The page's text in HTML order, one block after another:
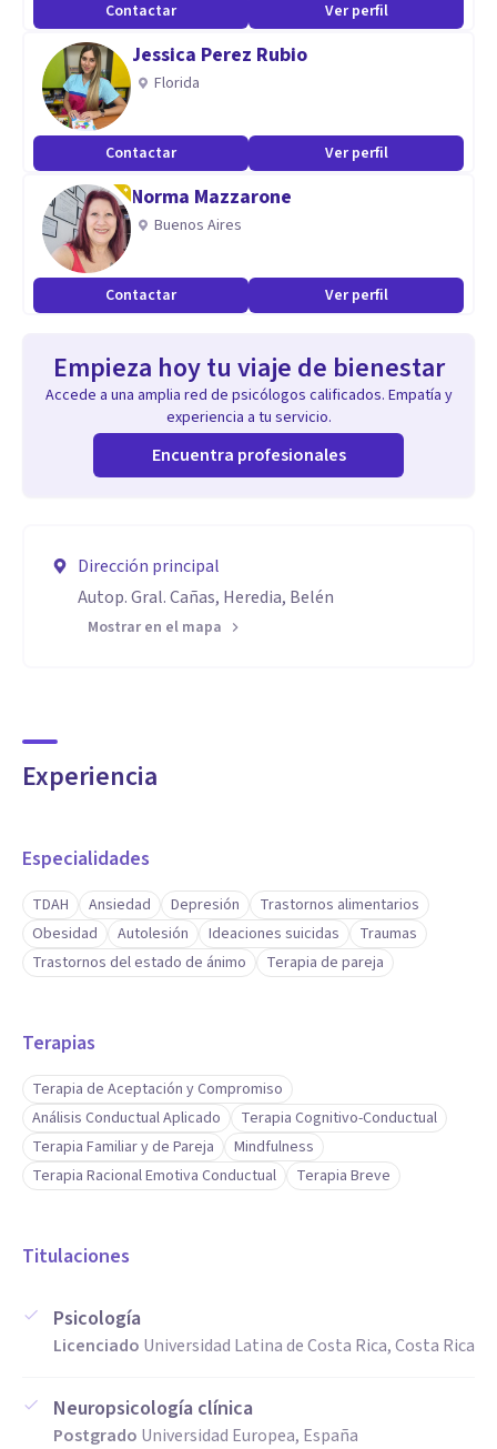
Contactar Ver perfil
Jessica Perez Rubio
Florida
Contactar Ver perfil
Norma Mazzarone
Buenos Aires
Contactar Ver perfil
Empieza hoy tu viaje de bienestar
Accede a una amplia red de psicólogos calificados. Empatía y
experiencia a tu servicio.
Encuentra profesionales
Dirección principal
Autop. Gral. Cañas, Heredia, Belén
Mostrar en el mapa
Experiencia
Especialidades
TDAH Ansiedad Depresión
Trastornos alimentarios
Obesidad
Autolesión Ideaciones suicidas
Traumas
Trastornos del estado de ánimo
Terapia de pareja
Terapias
Terapia de Aceptación y Compromiso
Análisis Conductual Aplicado
Terapia Cognitivo-Conductual
Terapia Familiar y de Pareja
Mindfulness
Terapia Racional Emotiva Conductual
Terapia Breve
Titulaciones
Psicología
Licenciado Universidad Latina de Costa Rica, Costa Rica
Neuropsicología clínica
Postgrado Universidad Europea, España